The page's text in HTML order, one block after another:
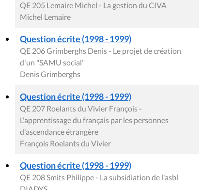
QE 205 Lemaire Michel - La gestion du CIVA
Michel Lemaire
Question écrite (1998 - 1999)
QE 206 Grimberghs Denis - Le projet de création
d'un "SAMU social"
Denis Grimberghs
Question écrite (1998 - 1999)
QE 207 Roelants du Vivier François -
L'apprentissage du français par les personnes
d'ascendance étrangère
François Roelants du Vivier
Question écrite (1998 - 1999)
QE 208 Smits Philippe - La subsidiation de l'asbl